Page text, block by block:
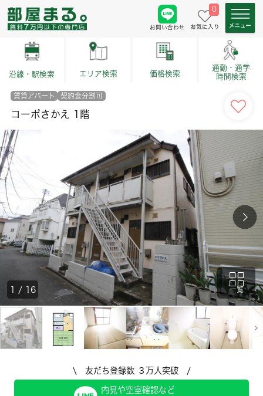
お問い合わせ
0
お気に入り
沿線・駅検索 エリア検索 価格検索
通勤・通学
時間検索
賃貸アパート 契約金分割可
コーポさかえ 1階
一覧
1 / 16
\ 友だち登録数 ３万人突破 /
内見や空室確認など